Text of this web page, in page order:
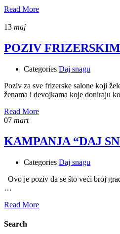
Read More
13 maj
POZIV
Categories Daj snagu
Poziv za sve frizerske salone koji
ženama i devojkama koje doniraju
Read More
07 mart
KAMPANJA “DAJ
Categories Daj snagu
Ovo je poziv da se što veći broj
…
Read More
Search